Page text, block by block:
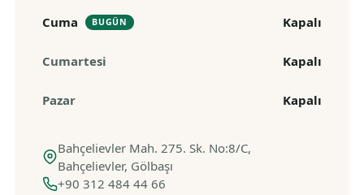
Cuma BUGÜN Kapalı
Cumartesi Kapalı
Pazar Kapalı
Bahçelievler Mah. 275. Sk. No:8/C,
Bahçelievler, Gölbaşı
+90 312 484 44 66